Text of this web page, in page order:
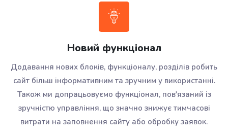
Новий функціонал
Додавання нових блоків, функціоналу, розділів робить
сайт більш інформативним та зручним у використанні.
Також ми допрацьовуємо функціонал, пов'язаний із
зручністю управління, що значно знижує тимчасові
витрати на заповнення сайту або обробку заявок.